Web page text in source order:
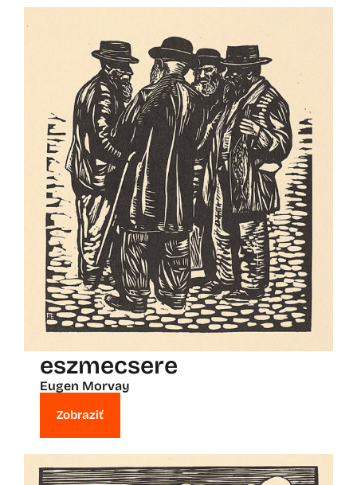
eszmecsere
Eugen Morvay
Zobraziť